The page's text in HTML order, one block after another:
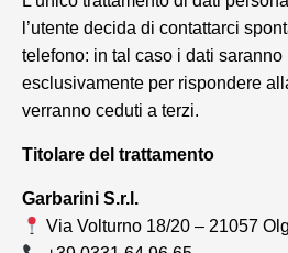
l’utente decida di contattarci
telefono: in tal caso i dati saranno
esclusivamente per rispondere
verranno ceduti a terzi.
Titolare del trattamento
Garbarini S.r.l.
Via Volturno 18/20 – 21057